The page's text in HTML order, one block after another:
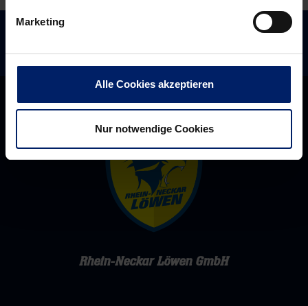
Marketing
Alle Cookies akzeptieren
Nur notwendige Cookies
Rhein-Neckar Löwen GmbH